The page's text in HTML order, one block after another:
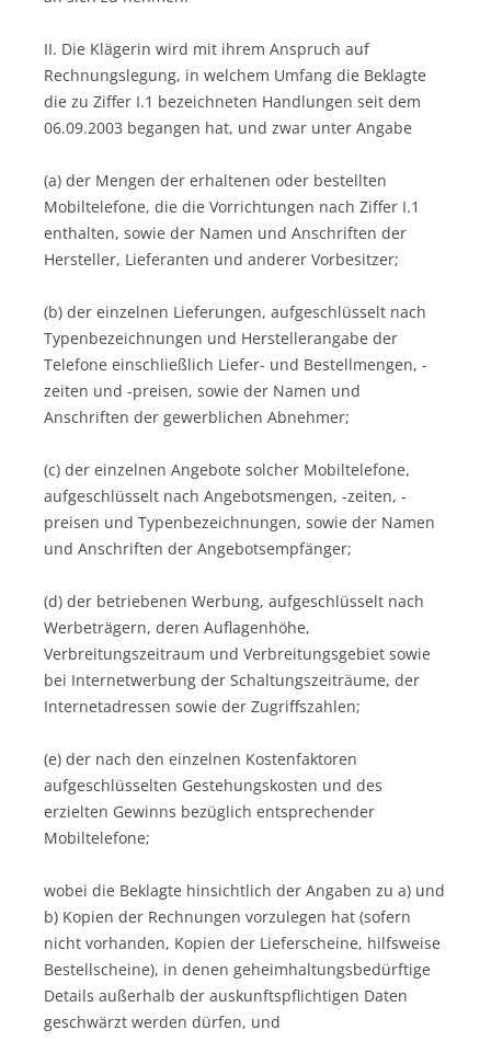
II. Die Klägerin wird mit ihrem Anspruch auf
Rechnungslegung, in welchem Umfang die Beklagte
die zu Ziffer I.1 bezeichneten Handlungen seit dem
06.09.2003 begangen hat, und zwar unter Angabe
(a) der Mengen der erhaltenen oder bestellten
Mobiltelefone, die die Vorrichtungen nach Ziffer I.1
enthalten, sowie der Namen und Anschriften der
Hersteller, Lieferanten und anderer Vorbesitzer;
(b) der einzelnen Lieferungen, aufgeschlüsselt nach
Typenbezeichnungen und Herstellerangabe der
Telefone einschließlich Liefer- und Bestellmengen, -
zeiten und -preisen, sowie der Namen und
Anschriften der gewerblichen Abnehmer;
(c) der einzelnen Angebote solcher Mobiltelefone,
aufgeschlüsselt nach Angebotsmengen, -zeiten, -
preisen und Typenbezeichnungen, sowie der Namen
und Anschriften der Angebotsempfänger;
(d) der betriebenen Werbung, aufgeschlüsselt nach
Werbeträgern, deren Auflagenhöhe,
Verbreitungszeitraum und Verbreitungsgebiet sowie
bei Internetwerbung der Schaltungszeiträume, der
Internetadressen sowie der Zugriffszahlen;
(e) der nach den einzelnen Kostenfaktoren
aufgeschlüsselten Gestehungskosten und des
erzielten Gewinns bezüglich entsprechender
Mobiltelefone;
wobei die Beklagte hinsichtlich der Angaben zu a) und
b) Kopien der Rechnungen vorzulegen hat (sofern
nicht vorhanden, Kopien der Lieferscheine, hilfsweise
Bestellscheine), in denen geheimhaltungsbedürftige
Details außerhalb der auskunftspflichtigen Daten
geschwärzt werden dürfen, und